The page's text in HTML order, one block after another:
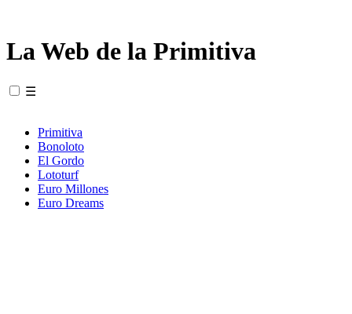
La Web de la Primitiva
☰
Primitiva
Bonoloto
El Gordo
Lototurf
Euro Millones
Euro Dreams